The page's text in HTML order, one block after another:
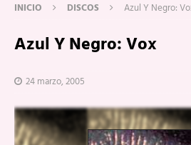
INICIO DISCOS Azul Y Negro:
Azul Y Negro: Vox
24 marzo, 2005